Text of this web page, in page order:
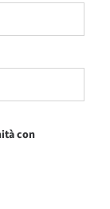
con